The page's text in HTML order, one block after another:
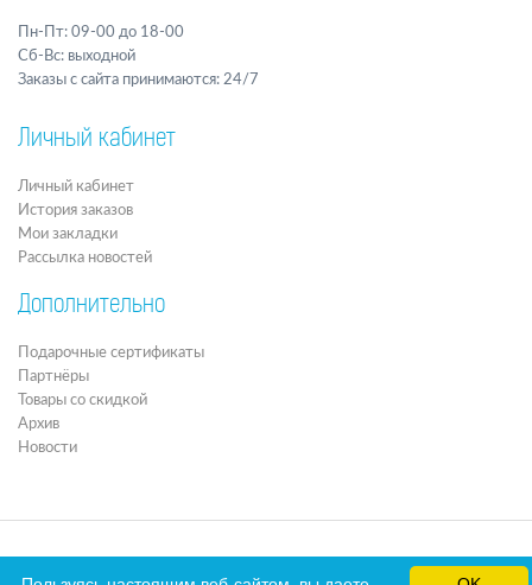
Пн-Пт: 09-00 до 18-00
Сб-Вс: выходной
Заказы с сайта принимаются: 24/7
Личный кабинет
Личный кабинет
История заказов
Мои закладки
Рассылка новостей
Дополнительно
Подарочные сертификаты
Партнёры
Товары со скидкой
Архив
Новости